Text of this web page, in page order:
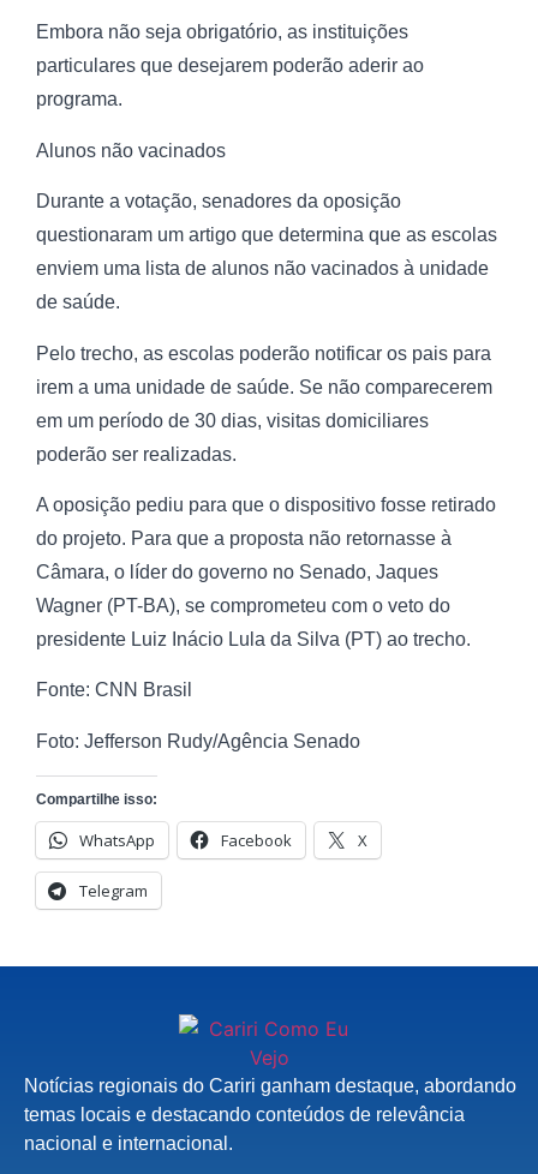
Embora não seja obrigatório, as instituições
particulares que desejarem poderão aderir ao
programa.
Alunos não vacinados
Durante a votação, senadores da oposição
questionaram um artigo que determina que as escolas
enviem uma lista de alunos não vacinados à unidade
de saúde.
Pelo trecho, as escolas poderão notificar os pais para
irem a uma unidade de saúde. Se não comparecerem
em um período de 30 dias, visitas domiciliares
poderão ser realizadas.
A oposição pediu para que o dispositivo fosse retirado
do projeto. Para que a proposta não retornasse à
Câmara, o líder do governo no Senado, Jaques
Wagner (PT-BA), se comprometeu com o veto do
presidente Luiz Inácio Lula da Silva (PT) ao trecho.
Fonte: CNN Brasil
Foto: Jefferson Rudy/Agência Senado
Compartilhe isso:
WhatsApp Facebook X
Telegram
Notícias regionais do Cariri ganham destaque, abordando
temas locais e destacando conteúdos de relevância
nacional e internacional.